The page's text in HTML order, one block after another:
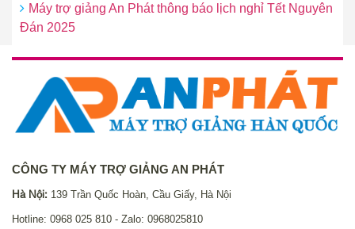
Máy trợ giảng An Phát thông báo lịch nghỉ Tết Nguyên
Đán 2025
CÔNG TY MÁY TRỢ GIẢNG AN PHÁT
Hà Nội: 139 Trần Quốc Hoàn, Cầu Giấy, Hà Nội
Hotline: 0968 025 810 - Zalo: 0968025810